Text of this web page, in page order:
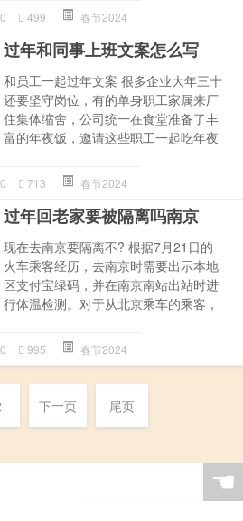
0 499 春节2024
过年和同事上班文案怎么写
和员工一起过年文案 很多企业大年三十
还要坚守岗位，有的单身职工家属来厂
住集体缩舍，公司统一在食堂准备了丰
富的年夜饭，邀请这些职工一起吃年夜
0 713 春节2024
过年回老家要被隔离吗南京
现在去南京要隔离不? 根据7月21日的
火车乘客经历，去南京时需要出示本地
区支付宝绿码，并在南京南站出站时进
行体温检测。对于从北京乘车的乘客，
0 995 春节2024
下一页 尾页
☚